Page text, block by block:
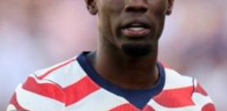
126 cuerpos de 32 fosas
mitad de quejas contra el Siapa
de audiencia de imputación en